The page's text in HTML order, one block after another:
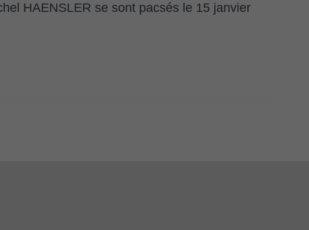
HAENSLER se sont pacsés le 15 janvier